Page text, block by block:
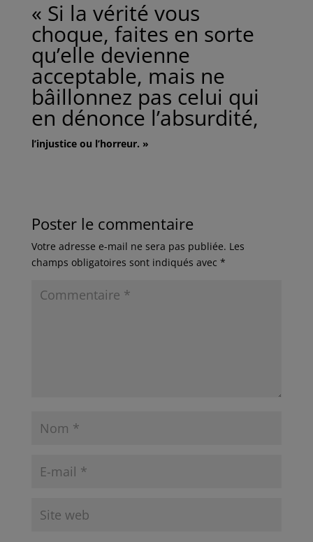
« Si la vérité vous
choque, faites en sorte
qu’elle devienne
acceptable, mais ne
bâillonnez pas celui qui
en dénonce l’absurdité,
l’injustice ou l’horreur. »
Poster le commentaire
Votre adresse e-mail ne sera pas publiée. Les
champs obligatoires sont indiqués avec *